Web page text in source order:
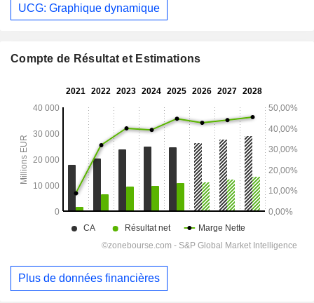
UCG: Graphique dynamique
Compte de Résultat et Estimations
Plus de données financières